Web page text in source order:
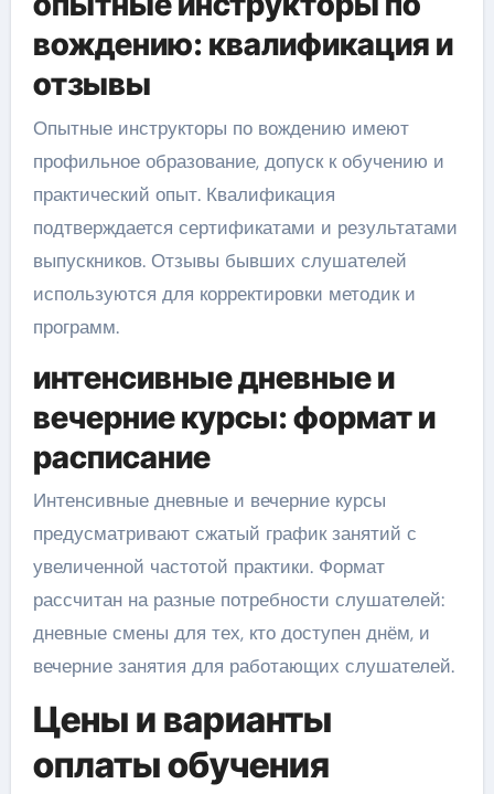
вождению: квалификация и
отзывы
Опытные инструкторы по вождению имеют
профильное образование, допуск к обучению и
практический опыт. Квалификация
подтверждается сертификатами и результатами
выпускников. Отзывы бывших слушателей
используются для корректировки методик и
программ.
интенсивные дневные и
вечерние курсы: формат и
расписание
Интенсивные дневные и вечерние курсы
предусматривают сжатый график занятий с
увеличенной частотой практики. Формат
рассчитан на разные потребности слушателей:
дневные смены для тех, кто доступен днём, и
вечерние занятия для работающих слушателей.
Цены и варианты
оплаты обучения